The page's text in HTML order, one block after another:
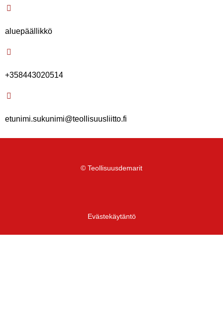
aluepäällikkö
+358443020514
etunimi.sukunimi@teollisuusliitto.fi
© Teollisuusdemarit
Evästekäytäntö